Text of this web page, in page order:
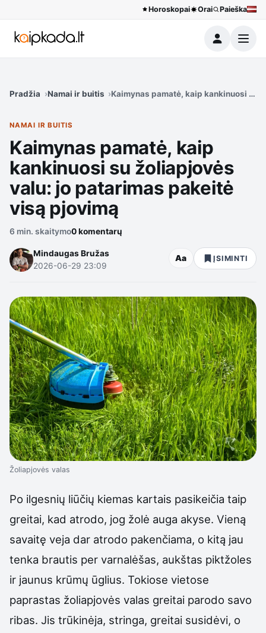
Horoskopai Orai Paieška
Meniu
Pradžia Namai ir buitis Kaimynas pamatė, kaip kankinuosi su
NAMAI IR BUITIS
Kaimynas pamatė, kaip
kankinuosi su žoliapjovės
valu: jo patarimas pakeitė
visą pjovimą
6 min. skaitymo0 komentarų
Mindaugas Bružas
2026-06-29 23:09
Aa ĮSIMINTI
Žoliapjovės valas
Po ilgesnių liūčių kiemas kartais pasikeičia taip
greitai, kad atrodo, jog žolė auga akyse. Vieną
savaitę veja dar atrodo pakenčiama, o kitą jau
tenka brautis per varnalėšas, aukštas piktžoles
ir jaunus krūmų ūglius. Tokiose vietose
paprastas žoliapjovės valas greitai parodo savo
ribas. Jis trūkinėja, stringa, greitai susidėvi, o